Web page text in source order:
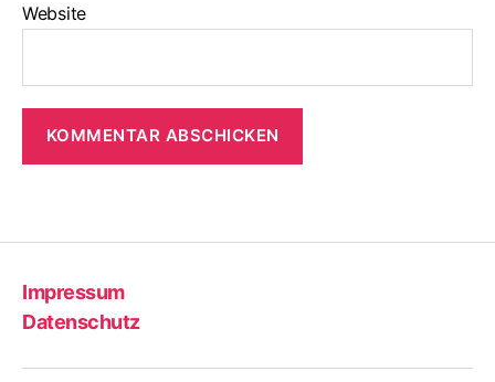
Website
Impressum
Datenschutz